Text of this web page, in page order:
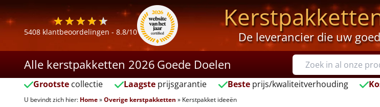
5408 klantbeoordelingen - 8.8/10
De leverancier die uw
Alle kerstpakketten 2026 Goede Doelen
Grootste collectie Laagsteprijsgarantie Besteprijs/kwaliteitverhouding
U bevindt zich hier: Home»Overige kerstpakketten » Kerstpakket ideeën